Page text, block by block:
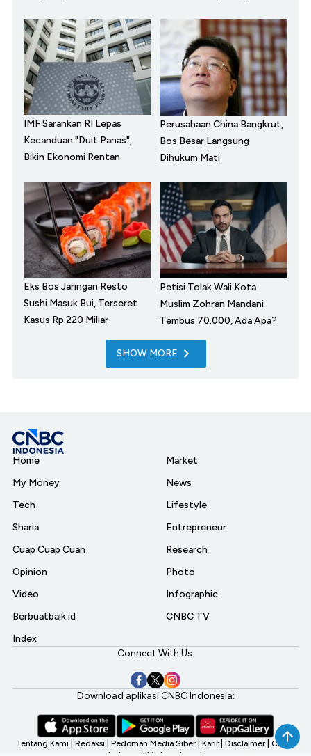
IMF Sarankan RI Lepas
Kecanduan "Duit Panas",
Bikin Ekonomi Rentan
Perusahaan China Bangkrut,
Bos Besar Langsung
Dihukum Mati
Eks Bos Jaringan Resto
Sushi Masuk Bui, Terseret
Kasus Rp 220 Miliar
Petisi Tolak Wali Kota
Muslim Zohran Mandani
Tembus 70.000, Ada Apa?
SHOW MORE
Home
My Money
Tech
Sharia
Cuap Cuap Cuan
Opinion
Video
Berbuatbaik.id
Index
Market
News
Lifestyle
Entrepreneur
Research
Photo
Infographic
CNBC TV
Connect With Us:
Download aplikasi CNBC Indonesia:
Tentang Kami Redaksi Pedoman Media Siber Karir Disclaimer CNBC